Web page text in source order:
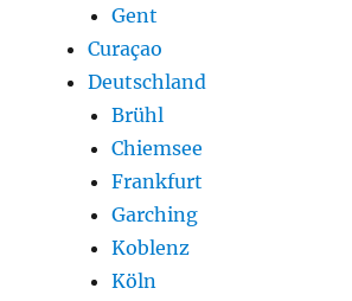
Gent
Curaçao
Deutschland
Brühl
Chiemsee
Frankfurt
Garching
Koblenz
Köln